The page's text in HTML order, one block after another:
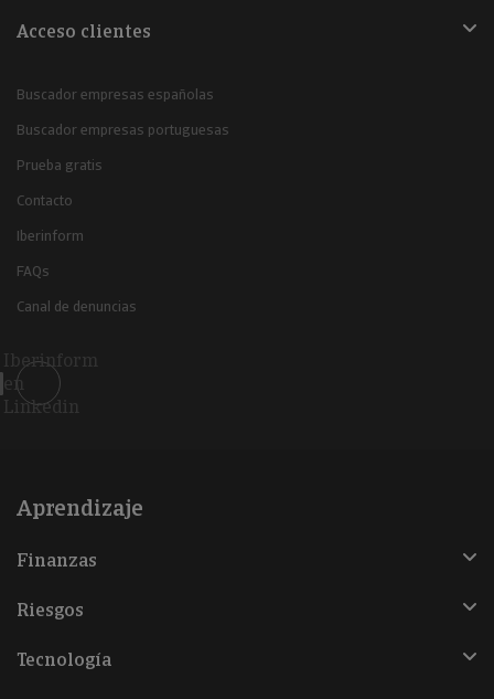
Acceso clientes
Buscador empresas españolas
Buscador empresas portuguesas
Prueba gratis
Contacto
Iberinform
FAQs
Canal de denuncias
Iberinform
en
Linkedin
Aprendizaje
Finanzas
Riesgos
Tecnología